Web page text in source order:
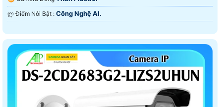
️ლ Điểm Nỗi Bật : Công Nghệ AI.